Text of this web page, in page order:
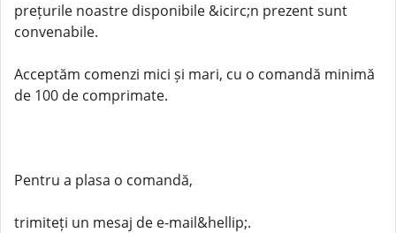
prețurile noastre disponibile &icirc;n prezent sunt
convenabile.
Acceptăm comenzi mici și mari, cu o comandă minimă
de 100 de comprimate.
Pentru a plasa o comandă,
trimiteți un mesaj de e-mail&hellip;.